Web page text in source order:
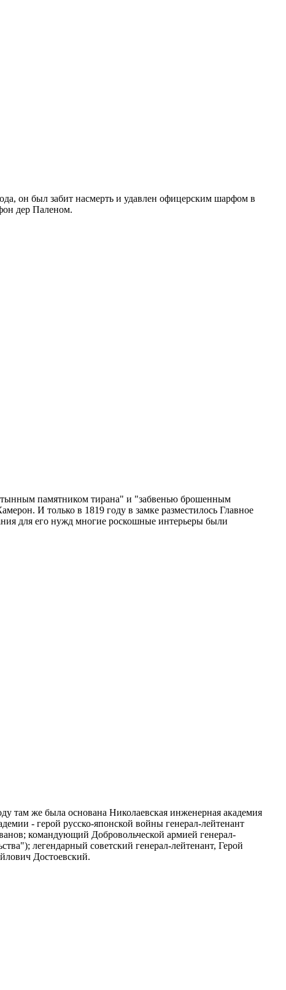
он был забит насмерть и удавлен офицерским шарфом в
дер Паленом.
памятником тирана" и "забвенью брошенным
И только в 1819 году в замке разместилось Главное
для его нужд многие роскошные интерьеры были
там же была основана Николаевская инженерная академия
- герой русско-японской войны генерал-лейтенант
командующий Добровольческой армией генерал-
легендарный советский генерал-лейтенант, Герой
Достоевский.